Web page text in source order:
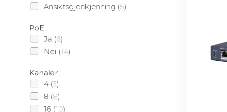
Ansiktsgjenkjenning (5)
PoE
Ja (6)
Nei (14)
Kanaler
4 (3)
8 (8)
16 (10)